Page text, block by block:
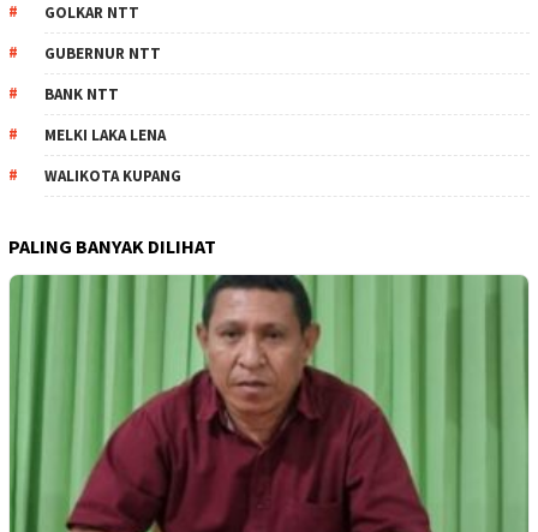
GOLKAR NTT
GUBERNUR NTT
BANK NTT
MELKI LAKA LENA
WALIKOTA KUPANG
PALING BANYAK DILIHAT